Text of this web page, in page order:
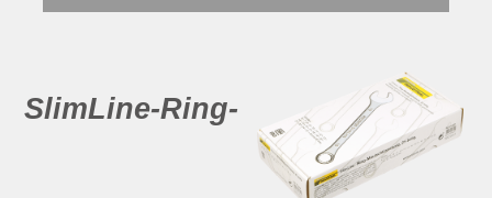
SlimLine-Ring-